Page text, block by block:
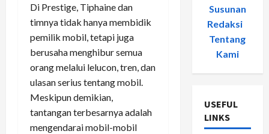
Di Prestige, Tiphaine dan
timnya tidak hanya membidik
pemilik mobil, tetapi juga
berusaha menghibur semua
orang melalui lelucon, tren, dan
ulasan serius tentang mobil.
Meskipun demikian,
tantangan terbesarnya adalah
mengendarai mobil-mobil
Susunan
Redaksi-
Tentang
Kami
USEFUL
LINKS